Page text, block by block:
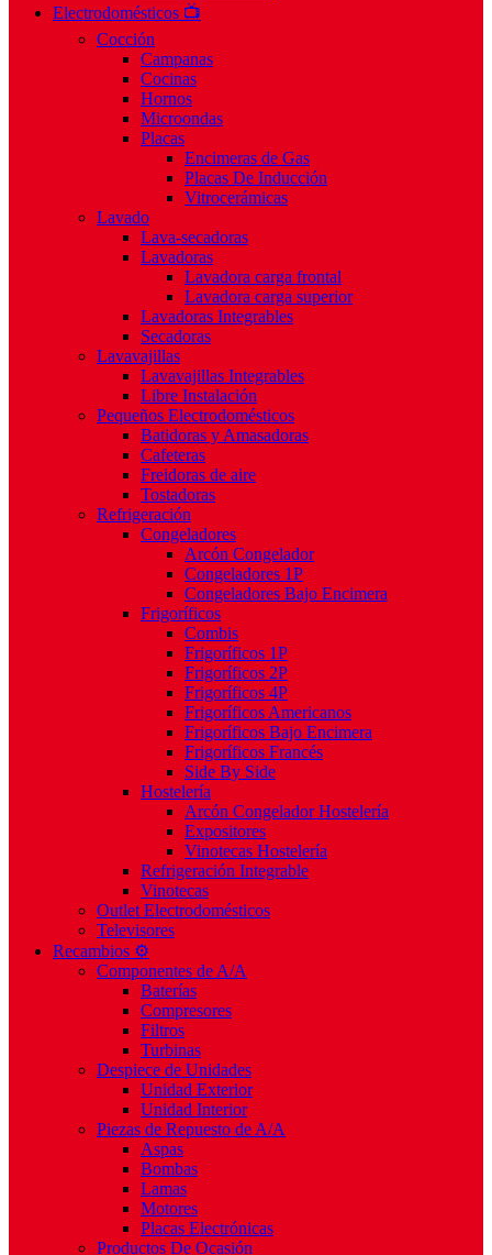
Electrodomésticos 📺
Cocción
Campanas
Cocinas
Hornos
Microondas
Placas
Encimeras de Gas
Placas De Inducción
Vitrocerámicas
Lavado
Lava-secadoras
Lavadoras
Lavadora carga frontal
Lavadora carga superior
Lavadoras Integrables
Secadoras
Lavavajillas
Lavavajillas Integrables
Libre Instalación
Pequeños Electrodomésticos
Batidoras y Amasadoras
Cafeteras
Freidoras de aire
Tostadoras
Refrigeración
Congeladores
Arcón Congelador
Congeladores 1P
Congeladores Bajo Encimera
Frigoríficos
Combis
Frigoríficos 1P
Frigoríficos 2P
Frigoríficos 4P
Frigoríficos Americanos
Frigoríficos Bajo Encimera
Frigoríficos Francés
Side By Side
Hostelería
Arcón Congelador Hostelería
Expositores
Vinotecas Hostelería
Refrigeración Integrable
Vinotecas
Outlet Electrodomésticos
Televisores
Recambios ⚙️
Componentes de A/A
Baterías
Compresores
Filtros
Turbinas
Despiece de Unidades
Unidad Exterior
Unidad Interior
Piezas de Repuesto de A/A
Aspas
Bombas
Lamas
Motores
Placas Electrónicas
Productos De Ocasión